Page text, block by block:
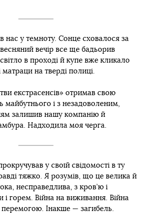
нас у темноту. Сонце сховалося за
вечір все ще бадьорив
в проході й купе вже кликало
на тверді полиці.
екстрасенсів» отримав свою
майбутнього і з незадоволеним,
залишив нашу компанію й
Надходила моя черга.
у своїй свідомості в ту
тяжко. Я розумів, що це велика й
несправедлива, з кров’ю і
горем. Війна на виживання. Війна
Інакше — загибель.